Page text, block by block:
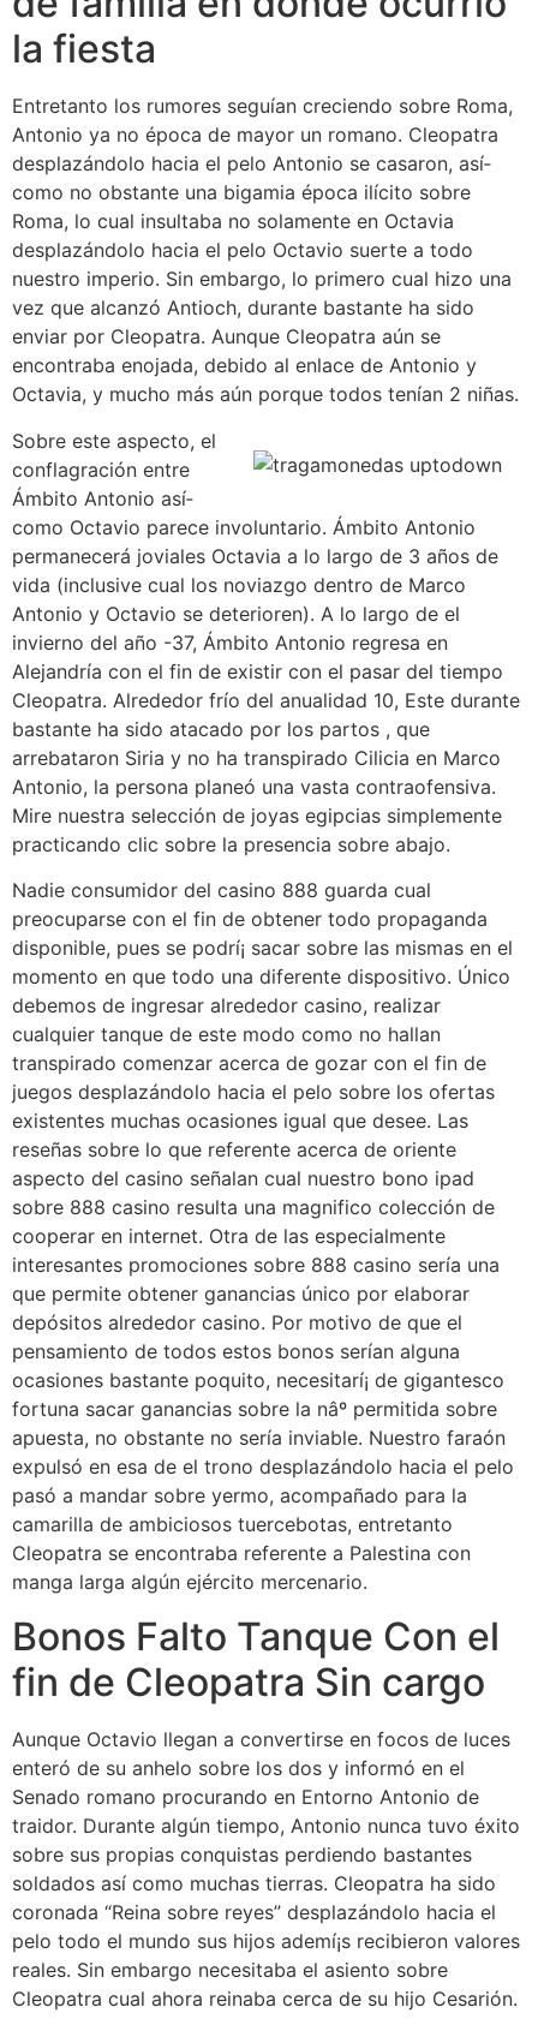
la fiesta
Entretanto los rumores seguían creciendo sobre Roma,
Antonio ya no época de mayor un romano. Cleopatra
desplazándolo hacia el pelo Antonio se casaron, así­
como no obstante una bigamia época ilícito sobre
Roma, lo cual insultaba no solamente en Octavia
desplazándolo hacia el pelo Octavio suerte a todo
nuestro imperio. Sin embargo, lo primero cual hizo una
vez que alcanzó Antioch, durante bastante ha sido
enviar por Cleopatra. Aunque Cleopatra aún se
encontraba enojada, debido al enlace de Antonio y
Octavia, y mucho más aún porque todos tenían 2 niñas.
Sobre este aspecto, el
conflagración entre
Ámbito Antonio así­
como Octavio parece involuntario. Ámbito Antonio
permanecerá joviales Octavia a lo largo de 3 años de
vida (inclusive cual los noviazgo dentro de Marco
Antonio y Octavio se deterioren). A lo largo de el
invierno del año -37, Ámbito Antonio regresa en
Alejandría con el fin de existir con el pasar del tiempo
Cleopatra. Alrededor frío del anualidad 10, Este durante
bastante ha sido atacado por los partos , que
arrebataron Siria y no ha transpirado Cilicia en Marco
Antonio, la persona planeó una vasta contraofensiva.
Mire nuestra selección de joyas egipcias simplemente
practicando clic sobre la presencia sobre abajo.
Nadie consumidor del casino 888 guarda cual
preocuparse con el fin de obtener todo propaganda
disponible, pues se podrí¡ sacar sobre las mismas en el
momento en que todo una diferente dispositivo. Único
debemos de ingresar alrededor casino, realizar
cualquier tanque de este modo­ como no hallan
transpirado comenzar acerca de gozar con el fin de
juegos desplazándolo hacia el pelo sobre los ofertas
existentes muchas ocasiones igual que desee. Las
reseñas sobre lo que referente acerca de oriente
aspecto del casino señalan cual nuestro bono ipad
sobre 888 casino resulta una magnifico colección de
cooperar en internet. Otra de las especialmente
interesantes promociones sobre 888 casino serí­a una
que permite obtener ganancias único por elaborar
depósitos alrededor casino. Por motivo de que el
pensamiento de todos estos bonos serí­an alguna
ocasiones bastante poquito, necesitarí¡ de gigantesco
fortuna sacar ganancias sobre la nâº permitida sobre
apuesta, no obstante no serí­a inviable. Nuestro faraón
expulsó en esa de el trono desplazándolo hacia el pelo
pasó a mandar sobre yermo, acompañado para la
camarilla de ambiciosos tuercebotas, entretanto
Cleopatra se encontraba referente a Palestina con
manga larga algún ejército mercenario.
Bonos Falto Tanque Con el
fin de Cleopatra Sin cargo
Aunque Octavio llegan a convertirse en focos de luces
enteró de su anhelo sobre los dos y informó en el
Senado romano procurando en Entorno Antonio de
traidor. Durante algún tiempo, Antonio nunca tuvo éxito
sobre sus propias conquistas perdiendo bastantes
soldados así­ como muchas tierras. Cleopatra ha sido
coronada “Reina sobre reyes” desplazándolo hacia el
pelo todo el mundo sus hijos ademí¡s recibieron valores
reales. Sin embargo necesitaba el asiento sobre
Cleopatra cual ahora reinaba cerca de su hijo Cesarión.